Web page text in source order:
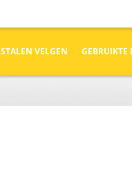
STALEN VELGEN GEBRUIKTE